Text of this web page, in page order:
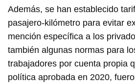
Además, se han establecido
pasajero-kilómetro para evitar
mención específica a los
también algunas normas para
trabajadores por cuenta propia
política aprobada en 2020,